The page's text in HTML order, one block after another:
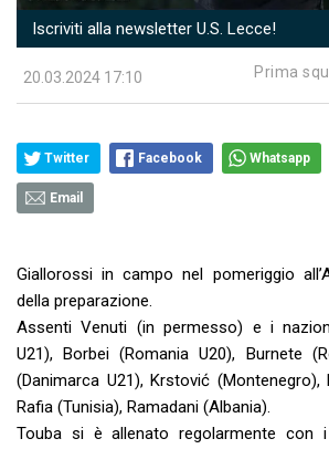
Iscriviti alla newsletter U.S. Lecce!
20.03.2024 17:10 Prima
Twitter Facebook Whatsapp
Email
Giallorossi in campo nel pomeriggio
della preparazione.
Assenti Venuti (in permesso) e i
U21), Borbei (Romania U20), Burnete
(Danimarca U21), Krstović (Montenegro),
Rafia (Tunisia), Ramadani (Albania).
Touba si è allenato regolarmente con